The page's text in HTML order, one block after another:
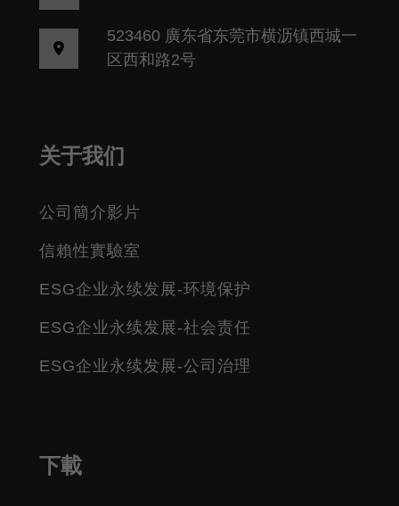
523460 廣东省东莞市横沥镇西城一
区西和路2号
关于我们
公司簡介影片
信賴性實驗室
ESG企业永续发展-环境保护
ESG企业永续发展-社会责任
ESG企业永续发展-公司治理
下載